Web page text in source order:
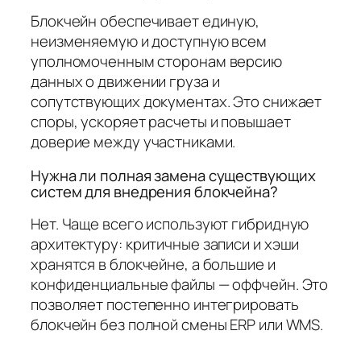
Блокчейн обеспечивает единую,
неизменяемую и доступную всем
уполномоченным сторонам версию
данных о движении груза и
сопутствующих документах. Это снижает
споры, ускоряет расчеты и повышает
доверие между участниками.
Нужна ли полная замена существующих
систем для внедрения блокчейна?
Нет. Чаще всего используют гибридную
архитектуру: критичные записи и хэши
хранятся в блокчейне, а большие и
конфиденциальные файлы — оффчейн. Это
позволяет постепенно интегрировать
блокчейн без полной смены ERP или WMS.